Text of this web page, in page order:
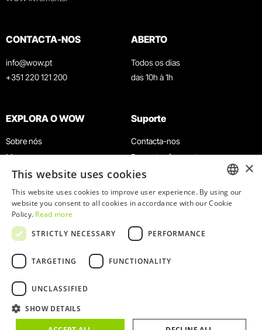
CONTACTA-NOS
info@wow.pt
+351 220 121 200
ABERTO
Todos os dias
das 10h à 1h
EXPLORA O WOW
Sobre nós
Museus
Agenda
Notícias
Restaurantes
Cartão WOW
Grupos e Eventos
Serviço Educativo
Suporte
Contacta-nos
Perguntas frequentes
Termos e Condições
Política de privacidade e cookies
Trabalha connosco
Livro de reclamações
© 2026
WOW
ENGLISH
×
This website uses cookies
This website uses cookies to improve user experience. By using our
website you consent to all cookies in accordance with our Cookie
Policy. Read more
STRICTLY NECESSARY
PERFORMANCE
TARGETING FUNCTIONALITY
UNCLASSIFIED
SHOW DETAILS